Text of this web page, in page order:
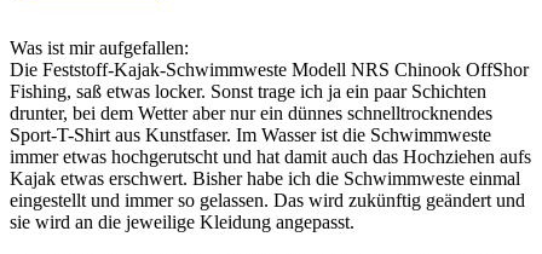
Was ist mir aufgefallen:
Die Feststoff-Kajak-Schwimmweste Modell NRS Chinook OffShor
Fishing, saß etwas locker. Sonst trage ich ja ein paar Schichten
drunter, bei dem Wetter aber nur ein dünnes schnelltrocknendes
Sport-T-Shirt aus Kunstfaser. Im Wasser ist die Schwimmweste
immer etwas hochgerutscht und hat damit auch das Hochziehen aufs
Kajak etwas erschwert. Bisher habe ich die Schwimmweste einmal
eingestellt und immer so gelassen. Das wird zukünftig geändert und
sie wird an die jeweilige Kleidung angepasst.